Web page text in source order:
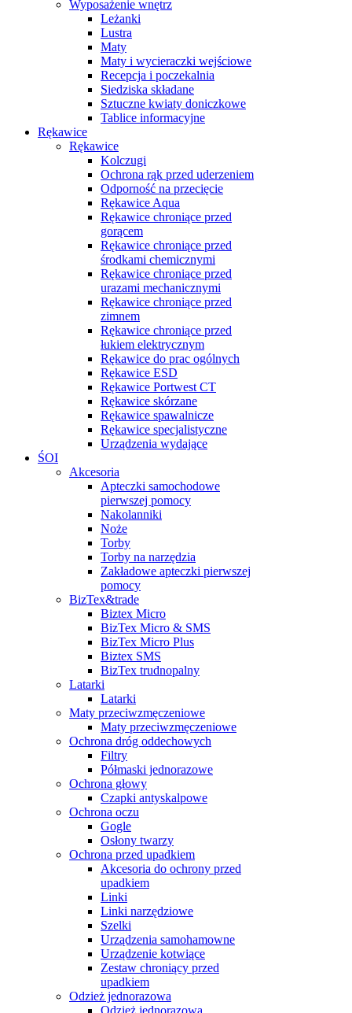
Wyposażenie wnętrz
Leżanki
Lustra
Maty
Maty i wycieraczki wejściowe
Recepcja i poczekalnia
Siedziska składane
Sztuczne kwiaty doniczkowe
Tablice informacyjne
Rękawice
Rękawice
Kolczugi
Ochrona rąk przed uderzeniem
Odporność na przecięcie
Rękawice Aqua
Rękawice chroniące przed
gorącem
Rękawice chroniące przed
środkami chemicznymi
Rękawice chroniące przed
urazami mechanicznymi
Rękawice chroniące przed
zimnem
Rękawice chroniące przed
łukiem elektrycznym
Rękawice do prac ogólnych
Rękawice ESD
Rękawice Portwest CT
Rękawice skórzane
Rękawice spawalnicze
Rękawice specjalistyczne
Urządzenia wydające
ŚOI
Akcesoria
Apteczki samochodowe
pierwszej pomocy
Nakolanniki
Noże
Torby
Torby na narzędzia
Zakładowe apteczki pierwszej
pomocy
BizTex&trade
Biztex Micro
BizTex Micro & SMS
BizTex Micro Plus
Biztex SMS
BizTex trudnopalny
Latarki
Latarki
Maty przeciwzmęczeniowe
Maty przeciwzmęczeniowe
Ochrona dróg oddechowych
Filtry
Półmaski jednorazowe
Ochrona głowy
Czapki antyskalpowe
Ochrona oczu
Gogle
Osłony twarzy
Ochrona przed upadkiem
Akcesoria do ochrony przed
upadkiem
Linki
Linki narzędziowe
Szelki
Urządzenia samohamowne
Urządzenie kotwiące
Zestaw chroniący przed
upadkiem
Odzież jednorazowa
Odzież jednorazowa